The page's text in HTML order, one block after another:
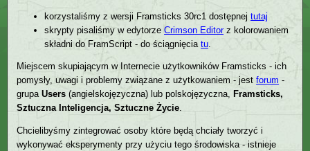
korzystaliśmy z wersji Framsticks 30rc1 dostępnejtutaj
skrypty pisaliśmy w edytorzeCrimson Editorz kolorowaniem
składni do FramScript - do ściągnięciatu
Miejscem skupiającym w Internecie użytkowników Framsticks - ich
pomysły, uwagi i problemy związane z użytkowaniem - jestforum -
grupaUsers (angielskojęzyczna) lub polskojęzyczna, Framsticks,
Sztuczna Inteligencja, Sztuczne Życie.
Chcielibyśmy zintegrować osoby które będą chciały tworzyć i
wykonywać eksperymenty przy użyciu tego środowiska - istnieje